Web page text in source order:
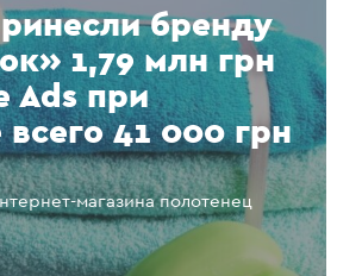
бренду
1,79 млн грн
Ads при
41 000 грн
магазина полотенец